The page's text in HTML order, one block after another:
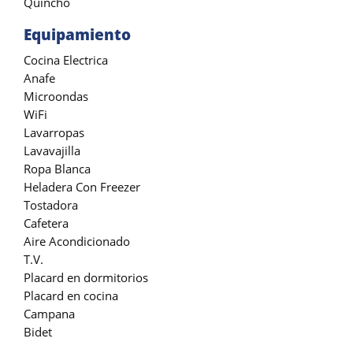
Equipamiento
Cocina Electrica
Anafe
Microondas
WiFi
Lavarropas
Lavavajilla
Ropa Blanca
Heladera Con Freezer
Tostadora
Cafetera
Aire Acondicionado
T.V.
Placard en dormitorios
Placard en cocina
Campana
Bidet